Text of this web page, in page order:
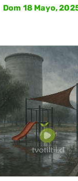
Dom 18 Mayo,